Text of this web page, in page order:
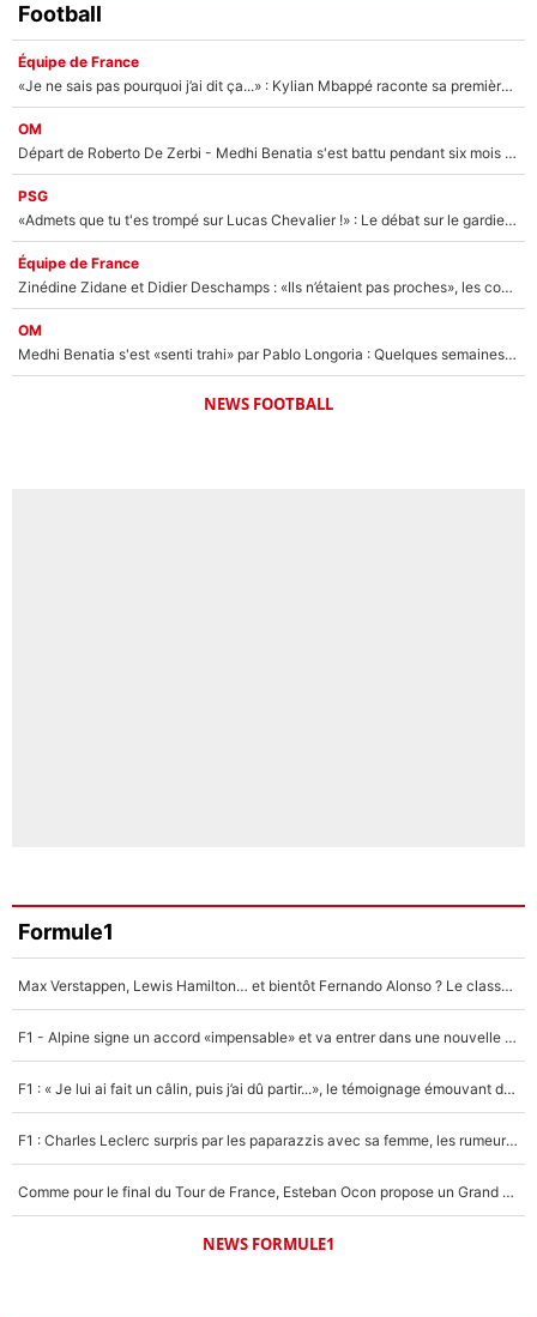
Football
Équipe de France
«Je ne sais pas pourquoi j’ai dit ça...» : Kylian Mbappé raconte sa première rencontre avec Zinédine Zidane (et c’est très drôle)
OM
Départ de Roberto De Zerbi - Medhi Benatia s'est battu pendant six mois pour le retenir à l'OM, le PSG a été le naufrage de trop : «Je pars avec toi»
PSG
«Admets que tu t'es trompé sur Lucas Chevalier !» : Le débat sur le gardien du PSG vire au clash à l'After Foot
Équipe de France
Zinédine Zidane et Didier Deschamps : «Ils n’étaient pas proches», les confidences d’un membre de l’équipe de France 1998 sur leur relation spéciale
OM
Medhi Benatia s'est «senti trahi» par Pablo Longoria : Quelques semaines après son départ, l'ancien directeur de football de l'OM règle ses comptes
NEWS FOOTBALL
Formule1
Max Verstappen, Lewis Hamilton… et bientôt Fernando Alonso ? Le classement des pilotes les mieux payés en Formule 1 risque de changer !
F1 - Alpine signe un accord «impensable» et va entrer dans une nouvelle dimension : Grande nouvelle pour Pierre Gasly !
F1 : « Je lui ai fait un câlin, puis j’ai dû partir...», le témoignage émouvant de Max Verstappen sur sa fille
F1 : Charles Leclerc surpris par les paparazzis avec sa femme, les rumeurs étaient vraies !
Comme pour le final du Tour de France, Esteban Ocon propose un Grand Prix de Formule 1 à Paris : «Autour de l’Arc de Triomphe, ce serait génial» !
NEWS FORMULE1